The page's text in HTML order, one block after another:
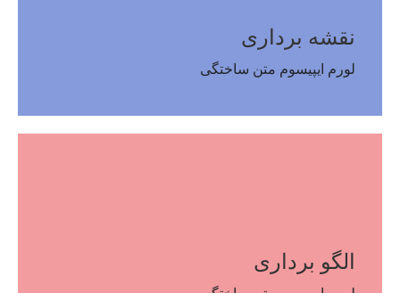
نقشه برداری
لورم ایپیسوم متن ساختگی
الگو برداری